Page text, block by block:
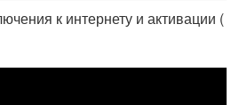
к интернету и активации (